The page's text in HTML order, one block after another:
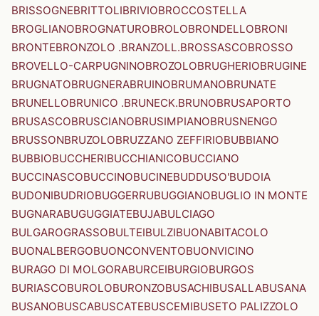
BRISSOGNEBRITTOLIBRIVIOBROCCOSTELLA
BROGLIANOBROGNATUROBROLOBRONDELLOBRONI
BRONTEBRONZOLO .BRANZOLL.BROSSASCOBROSSO
BROVELLO-CARPUGNINOBROZOLOBRUGHERIOBRUGINE
BRUGNATOBRUGNERABRUINOBRUMANOBRUNATE
BRUNELLOBRUNICO .BRUNECK.BRUNOBRUSAPORTO
BRUSASCOBRUSCIANOBRUSIMPIANOBRUSNENGO
BRUSSONBRUZOLOBRUZZANO ZEFFIRIOBUBBIANO
BUBBIOBUCCHERIBUCCHIANICOBUCCIANO
BUCCINASCOBUCCINOBUCINEBUDDUSO'BUDOIA
BUDONIBUDRIOBUGGERRUBUGGIANOBUGLIO IN MONTE
BUGNARABUGUGGIATEBUJABULCIAGO
BULGAROGRASSOBULTEIBULZIBUONABITACOLO
BUONALBERGOBUONCONVENTOBUONVICINO
BURAGO DI MOLGORABURCEIBURGIOBURGOS
BURIASCOBUROLOBURONZOBUSACHIBUSALLABUSANA
BUSANOBUSCABUSCATEBUSCEMIBUSETO PALIZZOLO